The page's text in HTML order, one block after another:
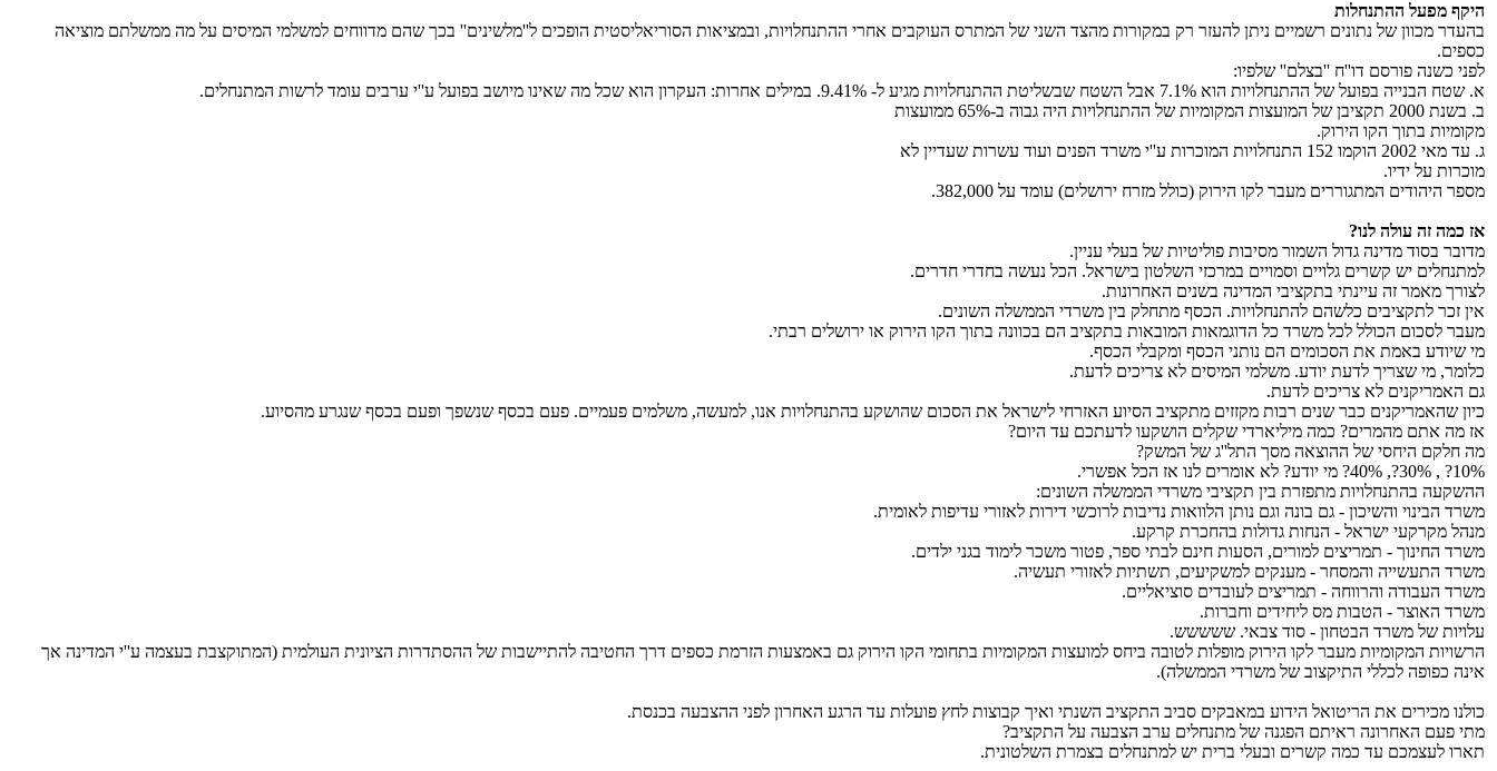
היקף מפעל ההתנחלות
בהעדר מכוון של נתונים רשמיים ניתן להעזר רק במקורות מהצד השני של המתרס העוקבים אחרי ההתנחלויות, ובמציאות הסוריאליסטית הופכים ל''מלשינים'' בכך שהם מדווחים למשלמי המיסים על מה ממשלתם מוציאה
כספים.
לפני כשנה פורסם דו''ח ''בצלם'' שלפיו:
א. שטח הבנייה בפועל של ההתנחלויות הוא 1%.7 אבל השטח שבשליטת ההתנחלויות מגיע ל- 41%.9. במילים אחרות: העקרון הוא שכל מה שאינו מיושב בפועל ע''י ערבים עומד לרשות המתנחלים.
ב. בשנת 2000 תקציבן של המועצות המקומיות של ההתנחלויות היה גבוה ב-‏65% ממועצות
מקומיות בתוך הקו הירוק.
ג. עד מאי 2002 הוקמו 152 התנחלויות המוכרות ע''י משרד הפנים ועוד עשרות שעדיין לא
מוכרות על ידיו.
מספר היהודים המתגוררים מעבר לקו הירוק (כולל מזרח ירושלים) עומד על 382,000.
אז כמה זה עולה לנו?
מדובר בסוד מדינה גדול השמור מסיבות פוליטיות של בעלי עניין.
למתנחלים יש קשרים גלויים וסמויים במרכזי השלטון בישראל. הכל נעשה בחדרי חדרים.
לצורך מאמר זה עיינתי בתקציבי המדינה בשנים האחרונות.
אין זכר לתקציבים כלשהם להתנחלויות. הכסף מתחלק בין משרדי הממשלה השונים.
מעבר לסכום הכולל לכל משרד כל הדוגמאות המובאות בתקציב הם בכוונה בתוך הקו הירוק או ירושלים רבתי.
מי שיודע באמת את הסכומים הם נותני הכסף ומקבלי הכסף.
כלומר, מי שצריך לדעת יודע. משלמי המיסים לא צריכים לדעת.
גם האמריקנים לא צריכים לדעת.
כיון שהאמריקנים כבר שנים רבות מקזזים מתקציב הסיוע האזרחי לישראל את הסכום שהושקע בהתנחלויות אנו, למעשה, משלמים פעמיים. פעם בכסף שנשפך ופעם בכסף שנגרע מהסיוע.
אז מה אתם מהמרים? כמה מיליארדי שקלים הושקעו לדעתכם עד היום?
מה חלקם היחסי של ההוצאה מסך התל''ג של המשק?
10%? , 30%?, 40%? מי יודע? לא אומרים לנו אז הכל אפשרי.
ההשקעה בהתנחלויות מתפזרת בין תקציבי משרדי הממשלה השונים:
משרד הבינוי והשיכון - גם בונה וגם נותן הלוואות נדיבות לרוכשי דירות לאזורי עדיפות לאומית.
מנהל מקרקעי ישראל - הנחות גדולות בהחכרת קרקע.
משרד החינוך - תמריצים למורים, הסעות חינם לבתי ספר, פטור משכר לימוד בגני ילדים.
משרד התעשייה והמסחר - מענקים למשקיעים, תשתיות לאזורי תעשיה.
משרד העבודה והרווחה - תמריצים לעובדים סוציאליים.
משרד האוצר - הטבות מס ליחידים וחברות.
עלויות של משרד הבטחון - סוד צבאי. ששששש.
הרשויות המקומיות מעבר לקו הירוק מופלות לטובה ביחס למועצות המקומיות בתחומי הקו הירוק גם באמצעות הזרמת כספים דרך החטיבה להתיישבות של ההסתדרות הציונית העולמית (המתוקצבת בעצמה ע''י המדינה אך
אינה כפופה לכללי התיקצוב של משרדי הממשלה).
כולנו מכירים את הריטואל הידוע במאבקים סביב התקציב השנתי ואיך קבוצות לחץ פועלות עד הרגע האחרון לפני ההצבעה בכנסת.
מתי פעם האחרונה ראיתם הפגנה של מתנחלים ערב הצבעה על התקציב?
תארו לעצמכם עד כמה קשרים ובעלי ברית יש למתנחלים בצמרת השלטונית.